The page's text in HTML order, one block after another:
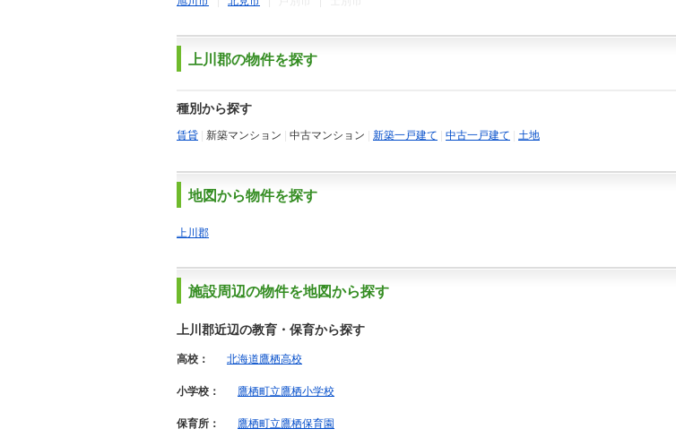
上川郡の物件を探す
種別から探す
賃貸 新築マンション 中古マンション 新築一戸建て 中古一戸建て 土地
地図から物件を探す
上川郡
施設周辺の物件を地図から探す
上川郡近辺の教育・保育から探す
高校： 北海道鷹栖高校
小学校： 鷹栖町立鷹栖小学校
保育所： 鷹栖町立鷹栖保育園